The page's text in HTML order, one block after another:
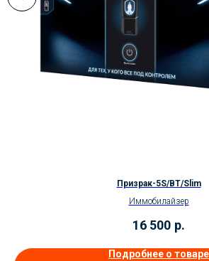
Призрак-5S/BT/Slim
Иммобилайзер
16 500 р.
Подробнее о товаре